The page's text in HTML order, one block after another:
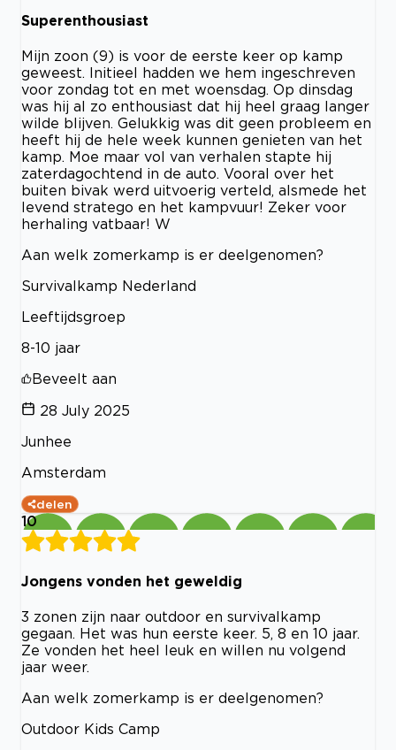
Superenthousiast
Mijn zoon (9) is voor de eerste keer op kamp
geweest. Initieel hadden we hem ingeschreven
voor zondag tot en met woensdag. Op dinsdag
was hij al zo enthousiast dat hij heel graag langer
wilde blijven. Gelukkig was dit geen probleem en
heeft hij de hele week kunnen genieten van het
kamp. Moe maar vol van verhalen stapte hij
zaterdagochtend in de auto. Vooral over het
buiten bivak werd uitvoerig verteld, alsmede het
levend stratego en het kampvuur! Zeker voor
herhaling vatbaar! W
Aan welk zomerkamp is er deelgenomen?
Survivalkamp Nederland
Leeftijdsgroep
8-10 jaar
Beveelt aan
28 July 2025
Junhee
Amsterdam
delen
10
Jongens vonden het geweldig
3 zonen zijn naar outdoor en survivalkamp
gegaan. Het was hun eerste keer. 5, 8 en 10 jaar.
Ze vonden het heel leuk en willen nu volgend
jaar weer.
Aan welk zomerkamp is er deelgenomen?
Outdoor Kids Camp